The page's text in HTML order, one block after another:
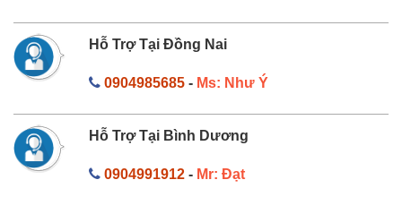
Hỗ Trợ Tại Đồng Nai
0904985685- Ms: Như Ý
Hỗ Trợ Tại Bình Dương
0904991912- Mr: Đạt